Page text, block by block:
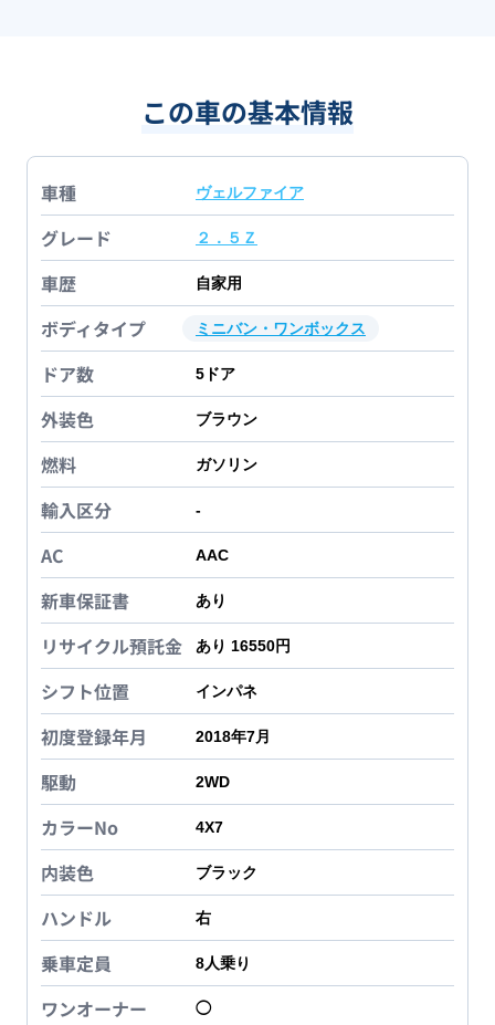
この車の基本情報
車種 ヴェルファイア
グレード ２．５Ｚ
車歴 自家用
ボディタイプ ミニバン・ワンボックス
ドア数 5 ドア
外装色 ブラウン
燃料 ガソリン
輸入区分 -
AC AAC
新車保証書 あり
リサイクル預託金 あり 16550円
シフト位置 インパネ
初度登録年月 2018年7月
駆動 2WD
カラーNo 4X7
内装色 ブラック
ハンドル 右
乗車定員 8人乗り
ワンオーナー ◯